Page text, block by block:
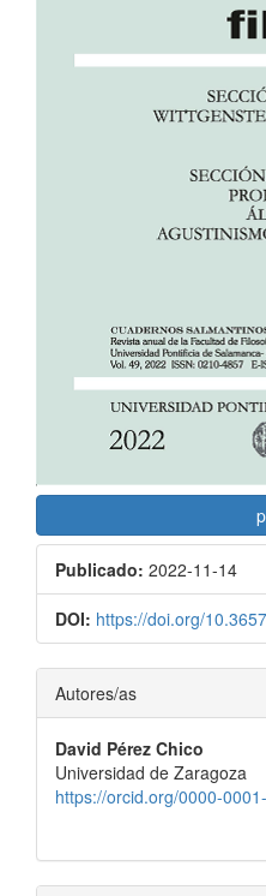
Publicado: 2022-11-14
DOI: https://doi.org/
Contenido
principal
del
artículo
Autores/as
David Pérez Chico
Universidad de Zaragoza
https://orcid.org/0000-